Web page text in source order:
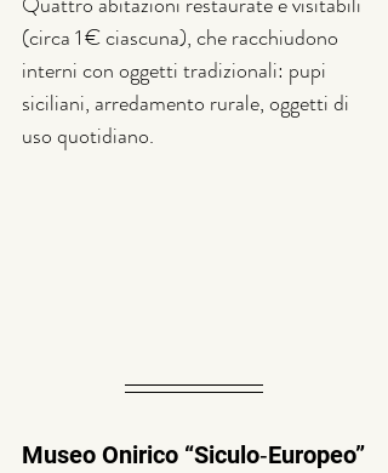
(circa 1 € ciascuna), che racchiudono
interni con oggetti tradizionali: pupi
siciliani, arredamento rurale, oggetti di
uso quotidiano.
Museo Onirico “Siculo‑Europeo”